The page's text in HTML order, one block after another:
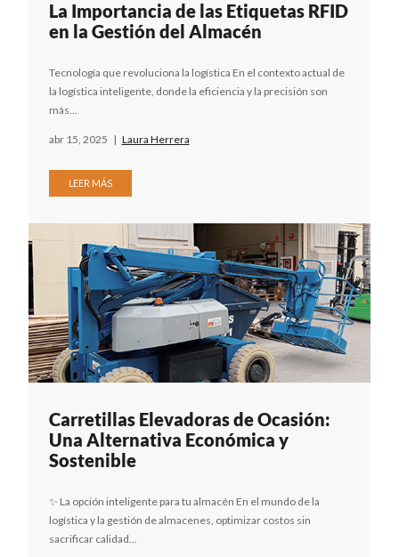
La Importancia de las Etiquetas RFID
en la Gestión del Almacén
Tecnología que revoluciona la logística En el contexto actual de
la logística inteligente, donde la eficiencia y la precisión son
más...
abr 15, 2025 | Laura Herrera
LEER MÁS
Carretillas Elevadoras de Ocasión:
Una Alternativa Económica y
Sostenible
✨ La opción inteligente para tu almacén En el mundo de la
logística y la gestión de almacenes, optimizar costos sin
sacrificar calidad...